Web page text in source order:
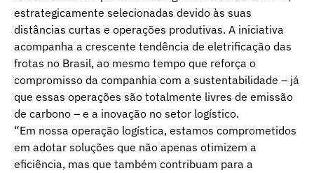
estrategicamente selecionadas devido às suas
distâncias curtas e operações produtivas. A iniciativa
acompanha a crescente tendência de eletrificação das
frotas no Brasil, ao mesmo tempo que reforça o
compromisso da companhia com a sustentabilidade – já
que essas operações são totalmente livres de emissão
de carbono – e a inovação no setor logístico.
“Em nossa operação logística, estamos comprometidos
em adotar soluções que não apenas otimizem a
eficiência, mas que também contribuam para a